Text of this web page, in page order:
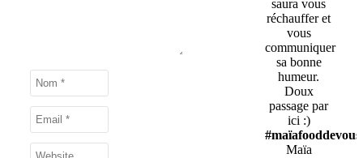
saura vous
réchauffer et
vous
communiquer
sa bonne
humeur.
Doux
passage par
ici :)
#maïafooddevous
Maïa